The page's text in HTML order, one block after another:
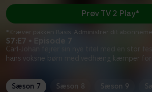
S7:E7 • Episode 7
Carl-Johan fejrer sin nye titel med en stor
hans voksne børn med vedhæng kæmper for
Prøv TV 2 Play*
*Kræver pakken Basis. Administrer dit
Sæson 7 Sæson 8 Sæson 9